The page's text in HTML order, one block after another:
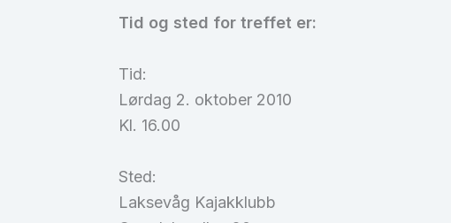
Tid og sted for treffet er:
Tid:
Lørdag 2. oktober 2010
Kl. 16.00
Sted:
Laksevåg Kajakklubb